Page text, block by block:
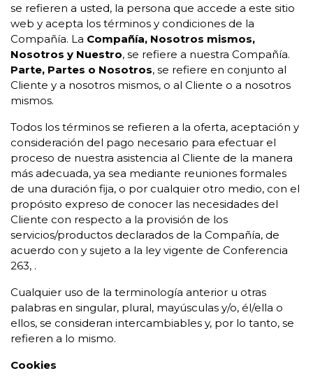
se refieren a usted, la persona que accede a este sitio
web y acepta los términos y condiciones de la
Compañía. La Compañía, Nosotros mismos,
Nosotros y Nuestro, se refiere a nuestra Compañía.
Parte, Partes o Nosotros, se refiere en conjunto al
Cliente y a nosotros mismos, o al Cliente o a nosotros
mismos.
Todos los términos se refieren a la oferta, aceptación y
consideración del pago necesario para efectuar el
proceso de nuestra asistencia al Cliente de la manera
más adecuada, ya sea mediante reuniones formales
de una duración fija, o por cualquier otro medio, con el
propósito expreso de conocer las necesidades del
Cliente con respecto a la provisión de los
servicios/productos declarados de la Compañía, de
acuerdo con y sujeto a la ley vigente de Conferencia
263, .
Cualquier uso de la terminología anterior u otras
palabras en singular, plural, mayúsculas y/o, él/ella o
ellos, se consideran intercambiables y, por lo tanto, se
refieren a lo mismo.
Cookies